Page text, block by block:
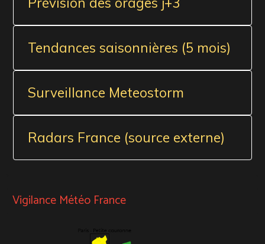
Tendances saisonnières (5 mois)
Surveillance Meteostorm
Radars France (source externe)
Vigilance Météo France